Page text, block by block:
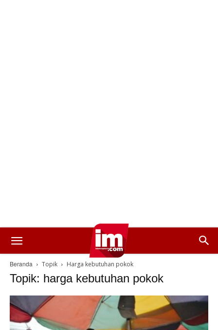
Beranda Topik Harga kebutuhan pokok
Topik: harga kebutuhan pokok